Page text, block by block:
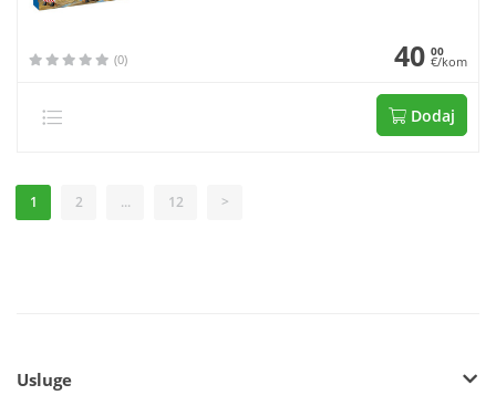
(0) 40 00
€/kom
Dodaj
1 2 ... 12 >
Usluge